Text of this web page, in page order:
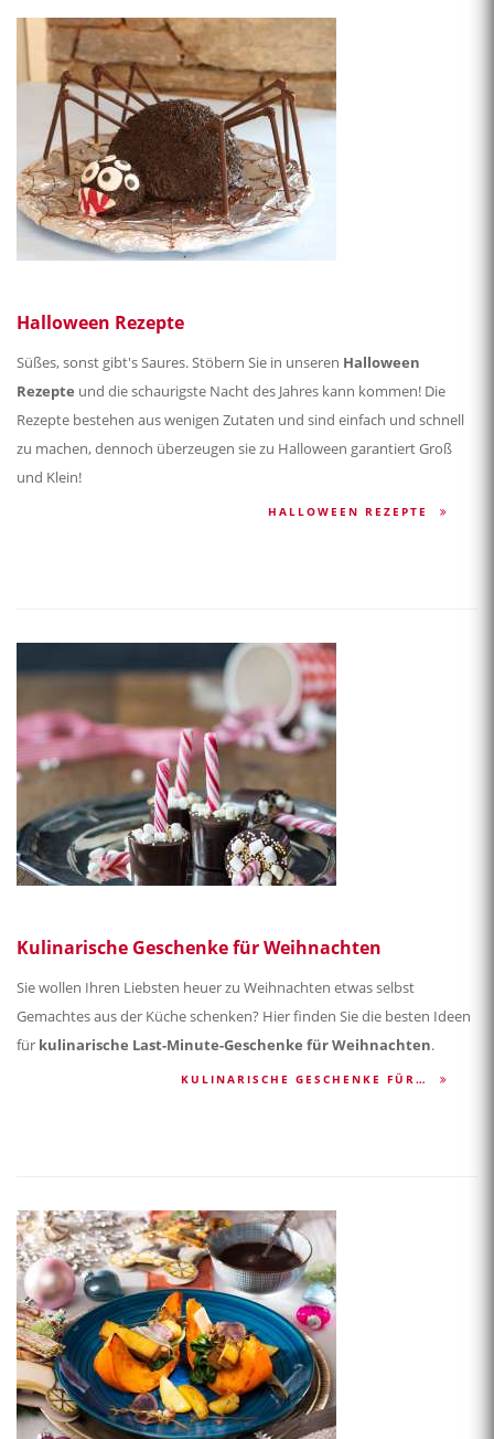
Halloween Rezepte
Süßes, sonst gibt's Saures. Stöbern Sie in unseren Halloween
Rezepte und die schaurigste Nacht des Jahres kann kommen! Die
Rezepte bestehen aus wenigen Zutaten und sind einfach und schnell
zu machen, dennoch überzeugen sie zu Halloween garantiert Groß
und Klein!
HALLOWEEN REZEPTE
Kulinarische Geschenke für Weihnachten
Sie wollen Ihren Liebsten heuer zu Weihnachten etwas selbst
Gemachtes aus der Küche schenken? Hier finden Sie die besten Ideen
für kulinarische Last-Minute-Geschenke für Weihnachten.
KULINARISCHE GESCHENKE FÜR…